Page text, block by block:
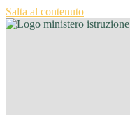
Salta al contenuto